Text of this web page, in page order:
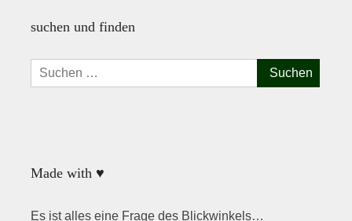
suchen und finden
Suchen
nach:
Made with ♥
Es ist alles eine Frage des Blickwinkels…